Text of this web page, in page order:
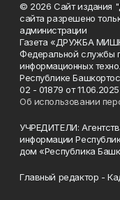
© 2026 Сайт издания
сайта разрешено
администрации
Газета «ДРУЖБА
Федеральной службы
информационных
Республике
02 - 01879 от 11.06.2025
Об использовании
УЧРЕДИТЕЛИ:
информации
дом «Республика
Главный редактор -